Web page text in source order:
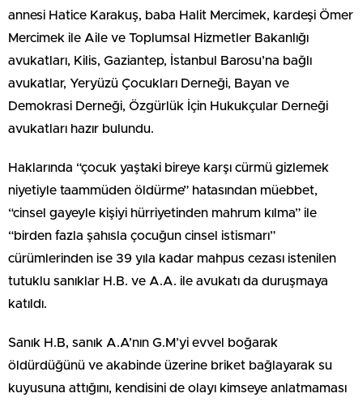
annesi Hatice Karakuş, baba Halit Mercimek, kardeşi Ömer
Mercimek ile Aile ve Toplumsal Hizmetler Bakanlığı
avukatları, Kilis, Gaziantep, İstanbul Barosu’na bağlı
avukatlar, Yeryüzü Çocukları Derneği, Bayan ve
Demokrasi Derneği, Özgürlük İçin Hukukçular Derneği
avukatları hazır bulundu.
Haklarında “çocuk yaştaki bireye karşı cürmü gizlemek
niyetiyle taammüden öldürme” hatasından müebbet,
“cinsel gayeyle kişiyi hürriyetinden mahrum kılma” ile
“birden fazla şahısla çocuğun cinsel istismarı”
cürümlerinden ise 39 yıla kadar mahpus cezası istenilen
tutuklu sanıklar H.B. ve A.A. ile avukatı da duruşmaya
katıldı.
Sanık H.B, sanık A.A’nın G.M’yi evvel boğarak
öldürdüğünü ve akabinde üzerine briket bağlayarak su
kuyusuna attığını, kendisini de olayı kimseye anlatmaması